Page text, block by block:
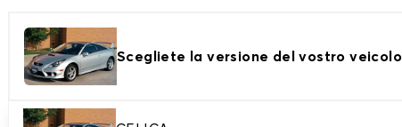
Scegliete la versione del vostro veicolo